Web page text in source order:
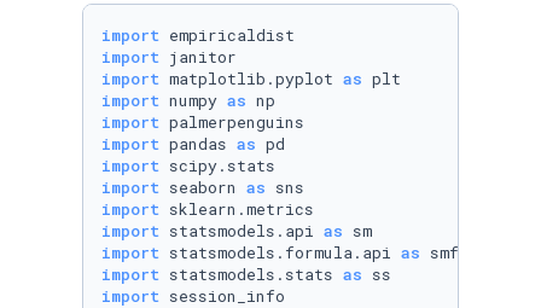
import
import
import matplotlib.pyplot as
import numpy as
import
import pandas as
import
import seaborn as
import
import statsmodels.api as
import statsmodels.formula.api as
import statsmodels.stats as
import session_info